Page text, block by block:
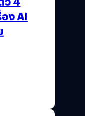
ง AI